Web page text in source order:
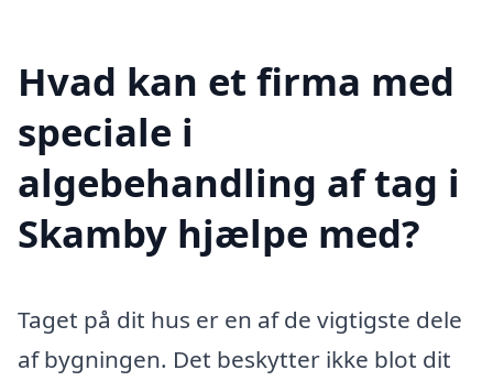
Hvad kan et firma med
speciale i
algebehandling af tag i
Skamby hjælpe med?
Taget på dit hus er en af de vigtigste dele
af bygningen. Det beskytter ikke blot dit